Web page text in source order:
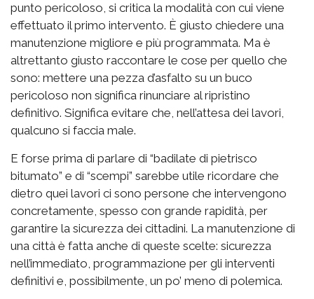
punto pericoloso, si critica la modalità con cui viene
effettuato il primo intervento. È giusto chiedere una
manutenzione migliore e più programmata. Ma è
altrettanto giusto raccontare le cose per quello che
sono: mettere una pezza d’asfalto su un buco
pericoloso non significa rinunciare al ripristino
definitivo. Significa evitare che, nell’attesa dei lavori,
qualcuno si faccia male.
E forse prima di parlare di “badilate di pietrisco
bitumato” e di “scempi” sarebbe utile ricordare che
dietro quei lavori ci sono persone che intervengono
concretamente, spesso con grande rapidità, per
garantire la sicurezza dei cittadini. La manutenzione di
una città è fatta anche di queste scelte: sicurezza
nell’immediato, programmazione per gli interventi
definitivi e, possibilmente, un po’ meno di polemica.